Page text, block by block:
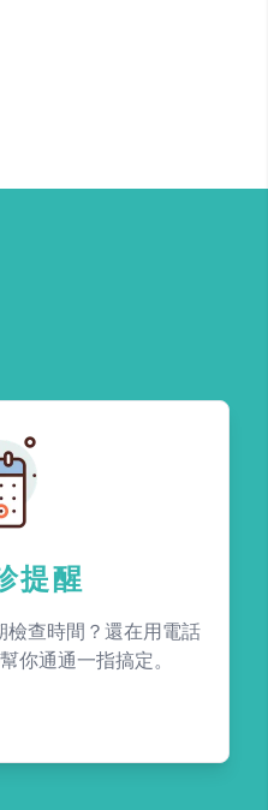
提醒
檢查時間？還在用電話
你通通一指搞定。